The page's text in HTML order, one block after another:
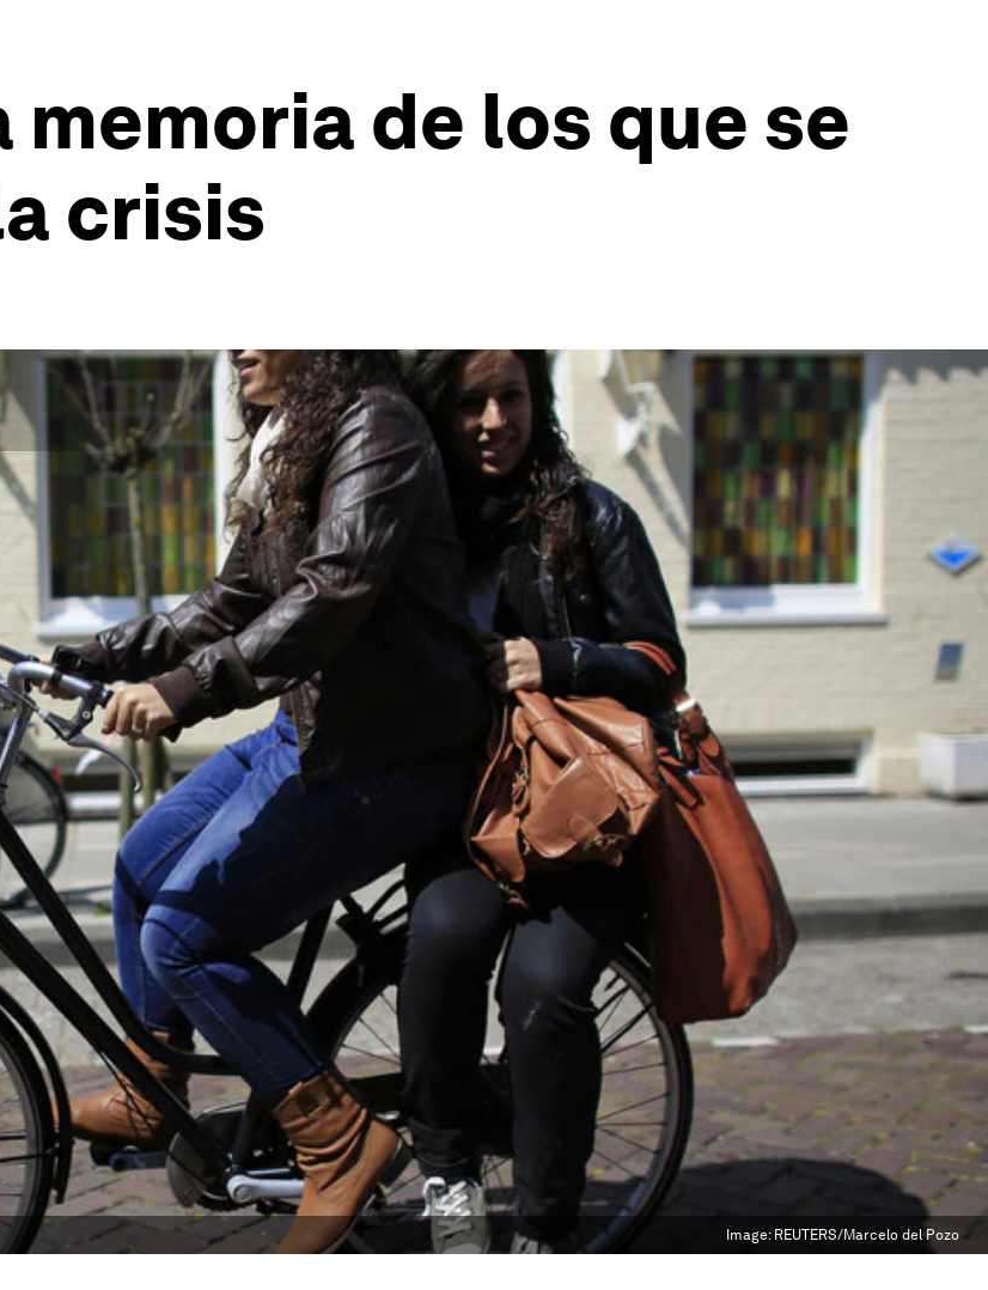
memoria de los que se
crisis
Image: REUTERS/Marcelo del Pozo